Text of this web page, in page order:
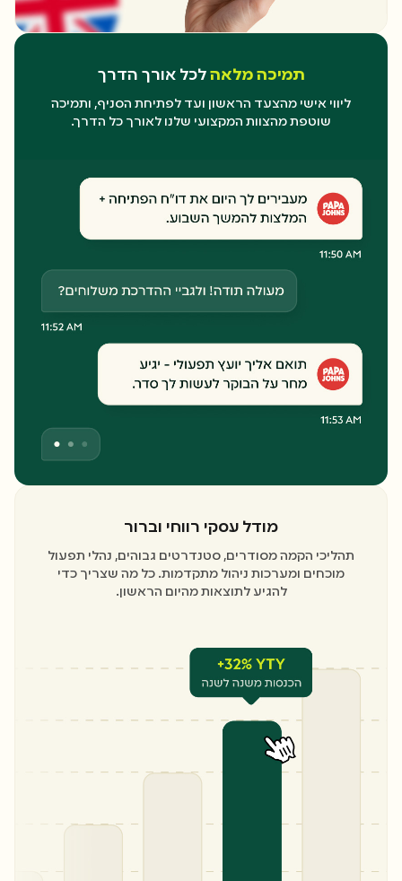
תמיכה מלאה לכל אורך הדרך
ליווי אישי מהצעד הראשון ועד לפתיחת הסניף, ותמיכה
שוטפת מהצוות המקצועי שלנו לאורך כל הדרך.
מודל עסקי רווחי וברור
תהליכי הקמה מסודרים, סטנדרטים גבוהים, נהלי תפעול
מוכחים ומערכות ניהול מתקדמות. כל מה שצריך כדי
להגיע לתוצאות מהיום הראשון.